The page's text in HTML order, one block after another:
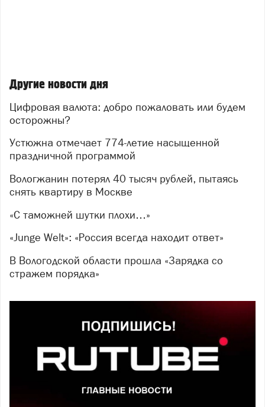
Другие новости дня
Цифровая валюта: добро пожаловать или будем
осторожны?
Устюжна отмечает 774-летие насыщенной
праздничной программой
Вологжанин потерял 40 тысяч рублей, пытаясь
снять квартиру в Москве
«С таможней шутки плохи…»
«Junge Welt»: «Россия всегда находит ответ»
В Вологодской области прошла «Зарядка со
стражем порядка»